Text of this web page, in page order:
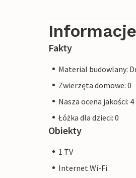
Fakty
Material budowlany:
Zwierzęta domowe: 0
Nasza ocena jakości: 4
Łóżka dla dzieci: 0
Obiekty
1 TV
Internet Wi-Fi